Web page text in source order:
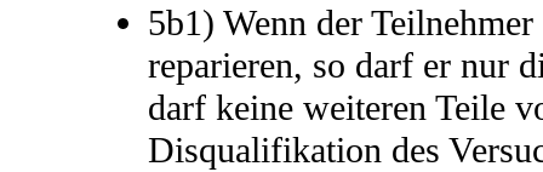
5b1) Wenn der
reparieren, so darf er nur
darf keine weiteren Teile
Disqualifikation des